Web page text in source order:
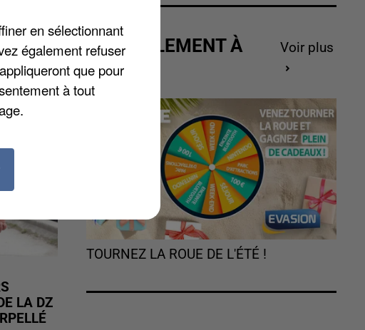
des
LA DZ
ACTUELLEMENT À
GAGNER
Voir plus
TOURNEZ LA ROUE DE L'ÉTÉ !
en sélectionnant
également refuser
que pour
à tout